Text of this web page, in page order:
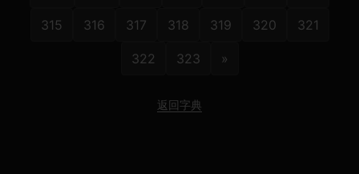
315 316 317 318 319 320 321
322 323 »
返回字典